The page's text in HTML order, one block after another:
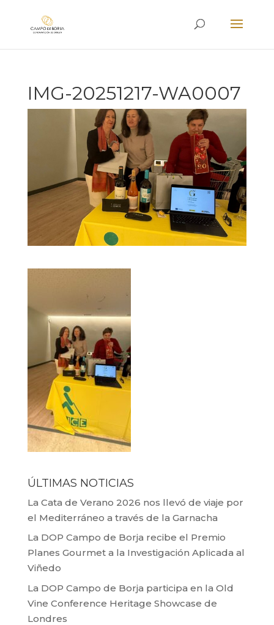
IMG-20251217-WA0007
ÚLTIMAS NOTICIAS
La Cata de Verano 2026 nos llevó de viaje por
el Mediterráneo a través de la Garnacha
La DOP Campo de Borja recibe el Premio
Planes Gourmet a la Investigación Aplicada al
Viñedo
La DOP Campo de Borja participa en la Old
Vine Conference Heritage Showcase de
Londres